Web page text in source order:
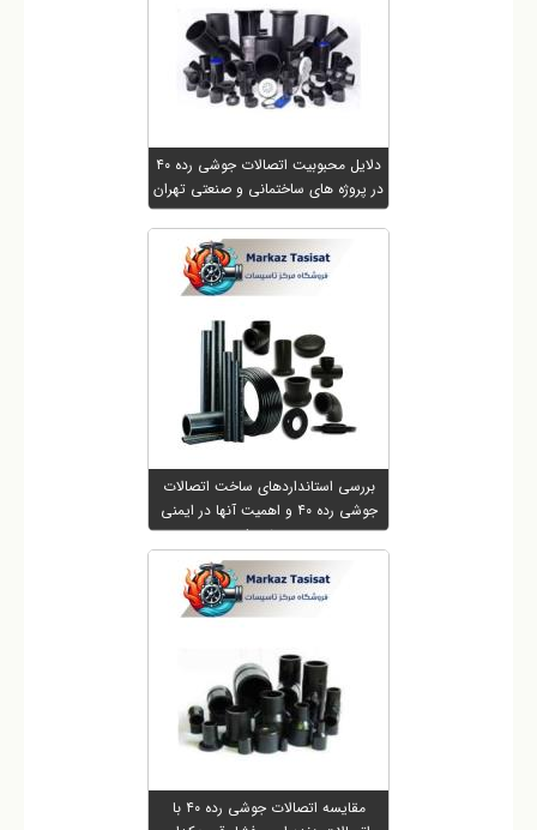
دلایل محبوبیت اتصالات جوشی رده ۴۰
در پروژه های ساختمانی و صنعتی تهران
بررسی استانداردهای ساخت اتصالات
جوشی رده ۴۰ و اهمیت آنها در ایمنی
پروژه ها
مقایسه اتصالات جوشی رده ۴۰ با